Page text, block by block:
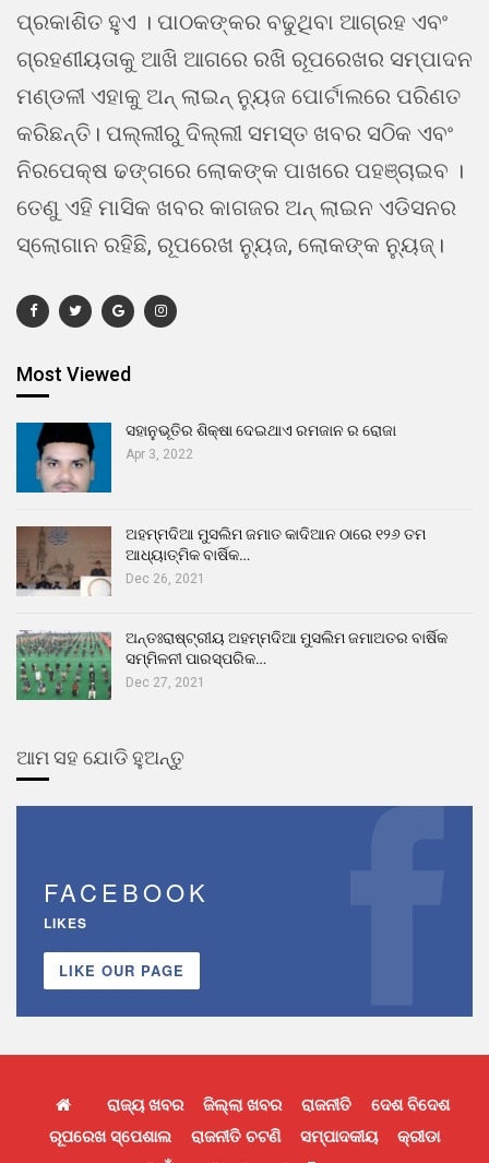
ପ୍ରକାଶିତ ହୁଏ । ପାଠକଙ୍କର ବଢୁଥିବା ଆଗ୍ରହ ଏବଂ
ଗ୍ରହଣୀୟତାକୁ ଆଖି ଆଗରେ ରଖି ରୂପରେଖର ସମ୍ପାଦନ
ମଣ୍ଡଳୀ ଏହାକୁ ଅନ୍ ଲାଇନ୍ ନ୍ୟୁଜ ପୋର୍ଟାଲରେ ପରିଣତ
କରିଛନ୍ତି। ପଲ୍ଲୀରୁ ଦିଲ୍ଲୀ ସମସ୍ତ ଖବର ସଠିକ ଏବଂ
ନିରପେକ୍ଷ ଢଙ୍ଗରେ ଲୋକଙ୍କ ପାଖରେ ପହଞ୍ଚାଇବ ।
ତେଣୁ ଏହି ମାସିକ ଖବର କାଗଜର ଅନ୍ ଲାଇନ ଏଡିସନର
ସ୍ଲୋଗାନ ରହିଛି, ରୂପରେଖ ନ୍ୟୁଜ, ଲୋକଙ୍କ ନ୍ୟୁଜ୍।
Most Viewed
ସହାନୁଭୂତିର ଶିକ୍ଷା ଦେଇଥାଏ ରମଜାନ ର ରୋଜା
Apr 3, 2022
ଅହମ୍ମଦିଆ ମୁସଲିମ ଜମାତ କାଦିଆନ ଠାରେ ୧୨୬ ତମ
ଆଧ୍ୟାତ୍ମିକ ବାର୍ଷିକ…
Dec 26, 2021
ଅନ୍ତଃରାଷ୍ଟ୍ରୀୟ ଅହମ୍ମଦିଆ ମୁସଲିମ ଜମାଅତର ବାର୍ଷିକ
ସମ୍ମିଳନୀ ପାରସ୍ପରିକ…
Dec 27, 2021
ଆମ ସହ ଯୋଡି ହୁଅନ୍ତୁ
FACEBOOK
LIKES
LIKE OUR PAGE
ରାଜ୍ୟ ଖବର ଜିଲ୍ଲା ଖବର ରାଜନୀତି
ଦେଶ ବିଦେଶ
ରୂପରେଖ ସ୍ପେଶାଲ
ରାଜନୀତି ଚଟଣି ସମ୍ପାଦକୀୟ
କ୍ରୀଡା